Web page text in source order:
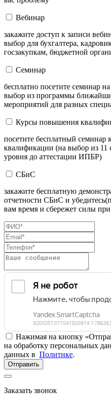
Вебинар
закажите доступ к записи
выбор для бухгалтера,
госзакупкам, бюджетной
Семинар
бесплатно посетите семинар
выбор из программы
мероприятий для разных
Курсы повышения
посетите бесплатный семинар
квалификации (на выбор из
уровня до аттестации ИПБР)
СБиС
закажите бесплатную
отчетности СБиС и
вам время и сбережет силы
Нажимая на кнопку
на обработку персональных
данных в Политике.
Отправить
Заказать звонок